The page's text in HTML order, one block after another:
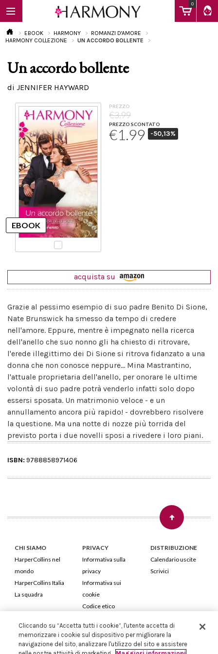
0
EBOOK
Calendario
EBOOK HARMONY
ROMANZI D'AMORE
HARMONY COLLEZIONE
UN ACCORDO BOLLENTE
Un accordo bollente
di JENNIFER HAYWARD
PREZZO
€3.99
PREZZO SCONTATO
€1.99 -50,13%
acquista su
Grazie al pessimo esempio di suo padre Benito Di Sione,
Nate Brunswick ha smesso da tempo di credere
nell'amore. Eppure, mentre è impegnato nella ricerca
dell'anello che suo nonno gli ha chiesto di ritrovare,
l'erede illegittimo dei Di Sione si ritrova fidanzato a una
donna che non conosce neppure... Mina Mastrantino,
l'attuale proprietaria dell'anello, per onorare le ultime
volontà di suo padre potrà venderlo infatti solo dopo
essersi sposata. Un matrimonio veloce - e un
annullamento ancora più rapido! - dovrebbero risolvere
la questione. Ma una notte di nozze più torrida del
previsto porta i due novelli sposi a rivedere i loro piani.
ISBN: 9788858971406
CHI SIAMO
HarperCollins nel
mondo
HarperCollins Italia
La squadra
PRIVACY
Informativa sulla
privacy
Informativa sui
cookie
Codice etico
DISTRIBUZIONE
Calendario uscite
Scrivici
HarperCollins Italia S.p.A. Viale Monte Nero, 84 - 20135 Milano
Cod. Fiscale e P.IVA 05946780151 - Capitale Sociale 258.250 €
Cliccando su “Accetta tutti i cookie”, l'utente accetta di
memorizzare i cookie sul dispositivo per migliorare la
navigazione del sito, analizzare l'utilizzo del sito e assistere